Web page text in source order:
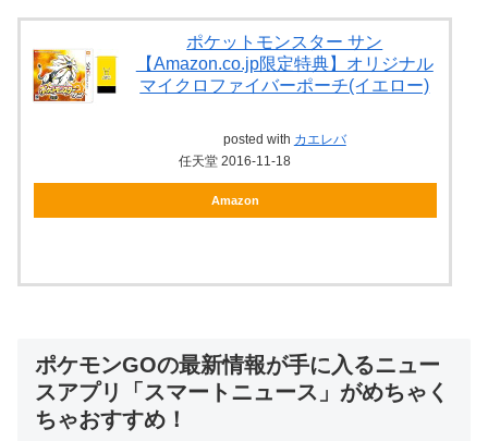
ポケットモンスター サン
【Amazon.co.jp限定特典】オリジナル
マイクロファイバーポーチ(イエロー)
posted with カエレバ
任天堂 2016-11-18
Amazon
ポケモンGOの最新情報が手に入るニュー
スアプリ「スマートニュース」がめちゃく
ちゃおすすめ！